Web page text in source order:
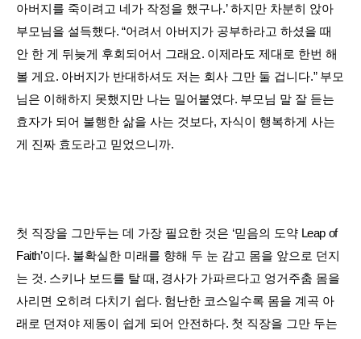
아버지를 죽이려고 네가 작정을 했구나.’하지만 차분히 앉아
부모님을 설득했다. “어려서 아버지가 공부하라고 하셨을 때
안 한 게 뒤늦게 후회되어서 그래요. 이제라도 제대로 한번 해
볼 게요. 아버지가 반대하셔도 저는 회사 그만 둘 겁니다.” 부모
님은 이해하지 못했지만 나는 밀어붙였다. 부모님 말 잘 듣는
효자가 되어 불행한 삶을 사는 것보다, 자식이 행복하게 사는
게 진짜 효도라고 믿었으니까.
첫 직장을 그만두는 데 가장 필요한 것은 ‘믿음의 도약 Leap of
Faith’이다. 불확실한 미래를 향해 두 눈 감고 몸을 앞으로 던지
는 것. 스키나 보드를 탈 때 , 경사가 가파르다고 엉거주춤 몸을
사리면 오히려 다치기 쉽다. 험난한 코스일수록 몸을 계곡 아
래로 던져야 제동이 쉽게 되어 안전하다. 첫 직장을 그만 두는